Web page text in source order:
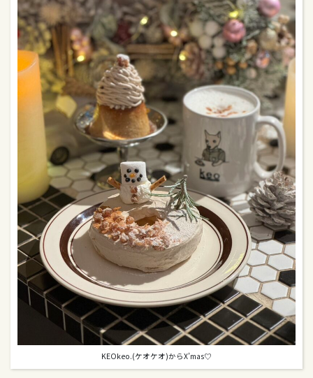
KEOkeo.(ケオケオ)からX’mas♡